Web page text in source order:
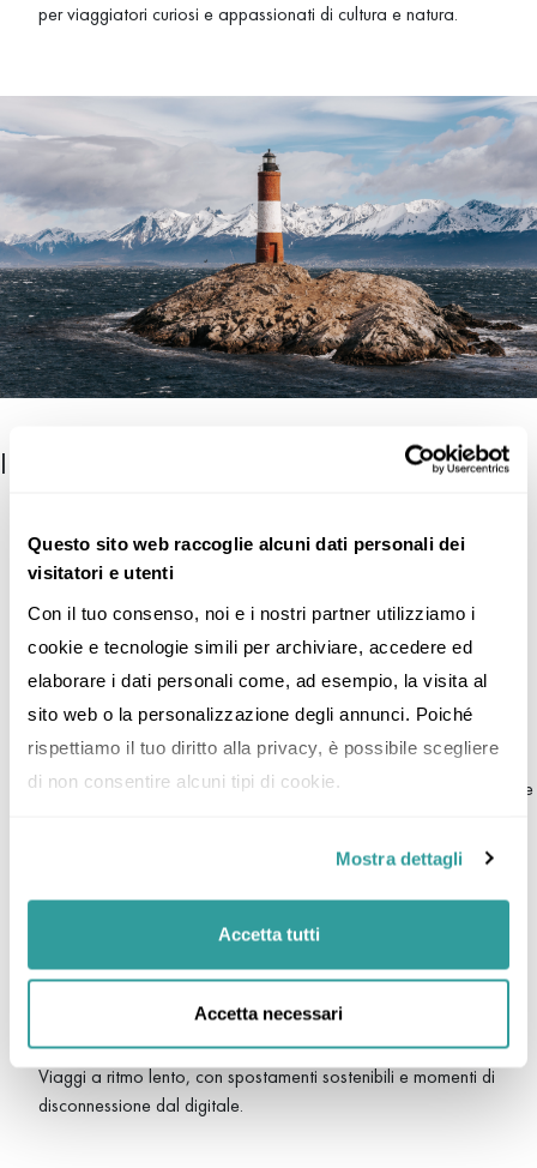
Questo sito web raccoglie alcuni dati personali dei
visitatori e utenti
Con il tuo consenso, noi e i nostri partner utilizziamo i
cookie e tecnologie simili per archiviare, accedere ed
elaborare i dati personali come, ad esempio, la visita al
sito web o la personalizzazione degli annunci. Poiché
rispettiamo il tuo diritto alla privacy, è possibile scegliere
di non consentire alcuni tipi di cookie.
Mostra dettagli
Accetta tutti
Accetta necessari
per viaggiatori curiosi e appassionati di cultura e natura.
I tipi di viaggio più richiesti nel 2026
Le preferenze dei viaggiatori evolvono con il tempo.
2026:
Viaggi sostenibili
Itinerari studiati per ridurre l’impatto ambientale, soggiorni in
strutture eco-friendly e attività che valorizzano la natura.
Luxury experience personalizzate
Resort esclusivi, tour privati e servizi dedicati per vivere esperienze
Spazio a trekking, biking, sport outdoor e microviaggi esplorativi,
tra parchi naturali e destinazioni meno conosciute. Un esempio di
viaggio di questo tipo? L’ovest degli Stati Uniti
Laboratori, lezioni con popolazione local e visite a realtà
artigianali, per capire davvero l’anima dei luoghi.
Travel slow e digital detox
Viaggi a ritmo lento, con spostamenti sostenibili e momenti di
disconnessione dal digitale.